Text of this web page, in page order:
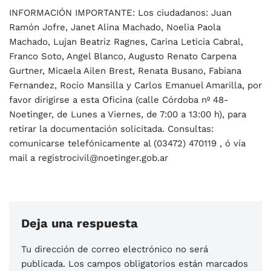
INFORMACIÓN IMPORTANTE: Los ciudadanos: Juan
Ramón Jofre, Janet Alina Machado, Noelia Paola
Machado, Lujan Beatriz Ragnes, Carina Leticia Cabral,
Franco Soto, Angel Blanco, Augusto Renato Carpena
Gurtner, Micaela Ailen Brest, Renata Busano, Fabiana
Fernandez, Rocío Mansilla y Carlos Emanuel Amarilla, por
favor dirigirse a esta Oficina (calle Córdoba nº 48-
Noetinger, de Lunes a Viernes, de 7:00 a 13:00 h), para
retirar la documentación solicitada. Consultas:
comunicarse telefónicamente al (03472) 470119 , ó vía
mail a registrocivil@noetinger.gob.ar
Deja una respuesta
Tu dirección de correo electrónico no será
publicada. Los campos obligatorios están marcados